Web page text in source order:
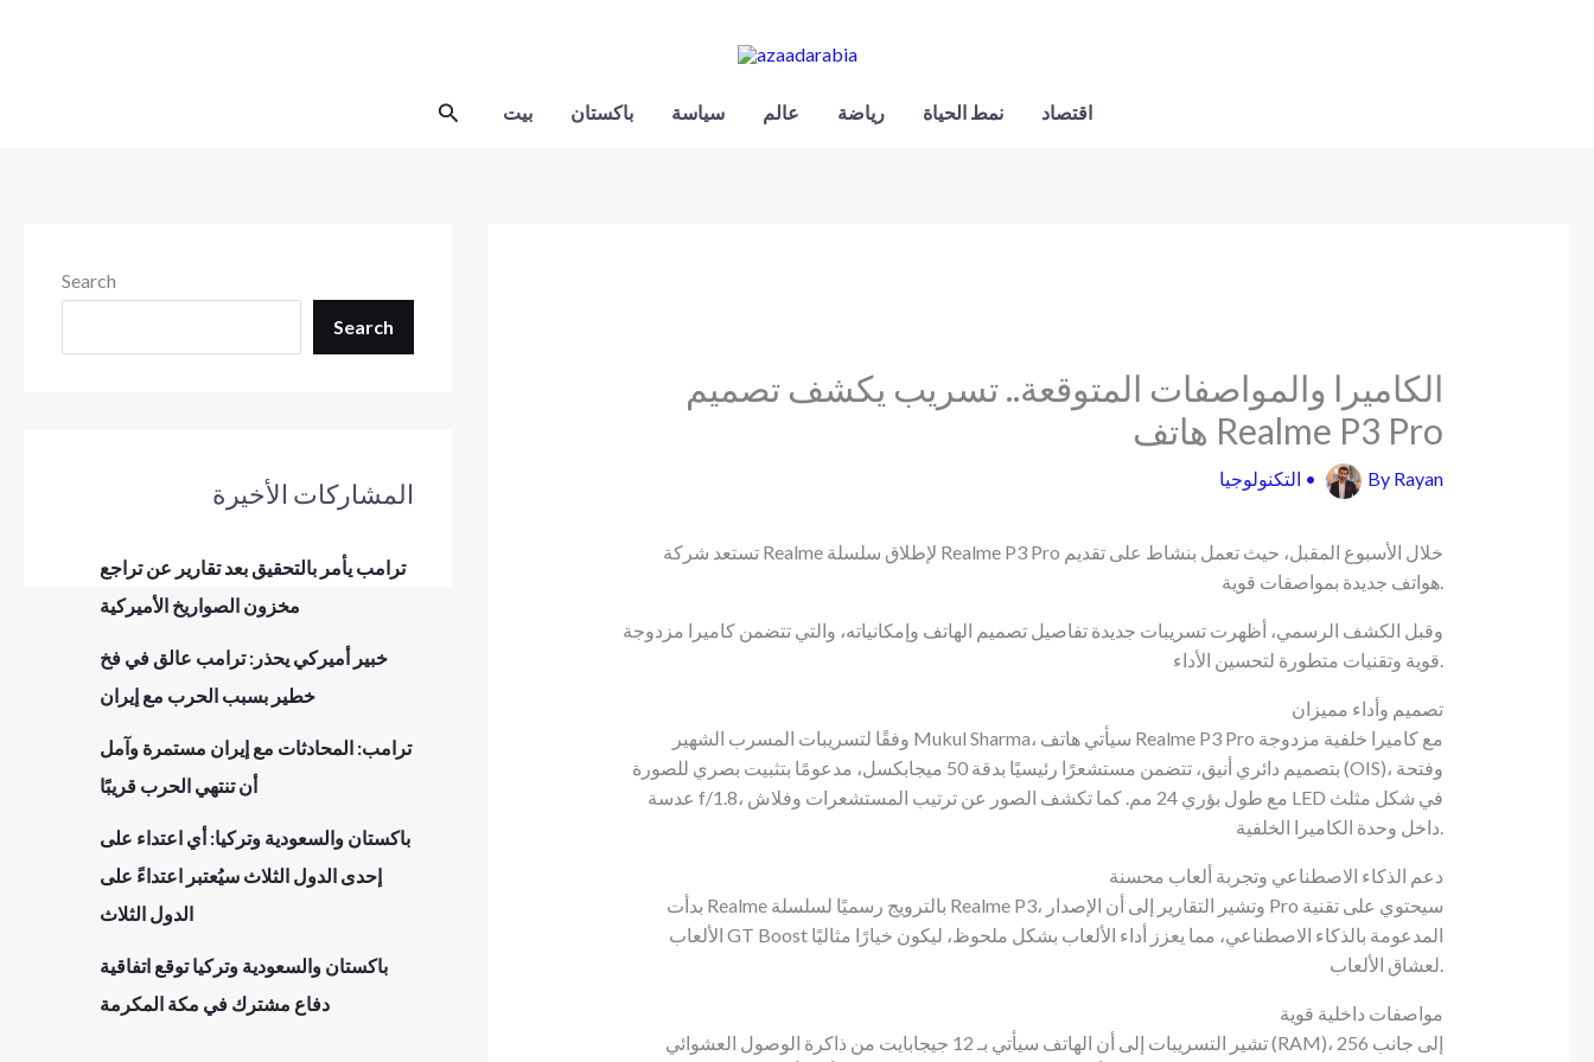
Search بيت باكستان سياسة عالم رياضة نمط الحياة اقتصاد
Search
Search
المشاركات الأخيرة
ترامب يأمر بالتحقيق بعد تقارير عن تراجع
مخزون الصواريخ الأميركية
خبير أميركي يحذر: ترامب عالق في فخ
خطير بسبب الحرب مع إيران
ترامب: المحادثات مع إيران مستمرة وآمل
أن تنتهي الحرب قريبًا
باكستان والسعودية وتركيا: أي اعتداء على
إحدى الدول الثلاث سيُعتبر اعتداءً على
الدول الثلاث
باكستان والسعودية وتركيا توقع اتفاقية
دفاع مشترك في مكة المكرمة
الكاميرا والمواصفات المتوقعة.. تسريب يكشف تصميم
هاتف Realme P3 Pro
التكنولوجيا • By Rayan
تستعد شركة Realme لإطلاق سلسلة Realme P3 Pro خلال الأسبوع المقبل، حيث تعمل بنشاط على تقديم
هواتف جديدة بمواصفات قوية.
وقبل الكشف الرسمي، أظهرت تسريبات جديدة تفاصيل تصميم الهاتف وإمكانياته، والتي تتضمن كاميرا مزدوجة
قوية وتقنيات متطورة لتحسين الأداء.
تصميم وأداء مميزان
وفقًا لتسريبات المسرب الشهير Mukul Sharma، سيأتي هاتف Realme P3 Pro مع كاميرا خلفية مزدوجة
بتصميم دائري أنيق، تتضمن مستشعرًا رئيسيًا بدقة 50 ميجابكسل، مدعومًا بتثبيت بصري للصورة (OIS)، وفتحة
عدسة f/1.8، مع طول بؤري 24 مم. كما تكشف الصور عن ترتيب المستشعرات وفلاش LED في شكل مثلث
داخل وحدة الكاميرا الخلفية.
دعم الذكاء الاصطناعي وتجربة ألعاب محسنة
بدأت Realme بالترويج رسميًا لسلسلة Realme P3، وتشير التقارير إلى أن الإصدار Pro سيحتوي على تقنية
الألعاب GT Boost المدعومة بالذكاء الاصطناعي، مما يعزز أداء الألعاب بشكل ملحوظ، ليكون خيارًا مثاليًا
لعشاق الألعاب.
مواصفات داخلية قوية
تشير التسريبات إلى أن الهاتف سيأتي بـ 12 جيجابايت من ذاكرة الوصول العشوائي (RAM)، إلى جانب 256